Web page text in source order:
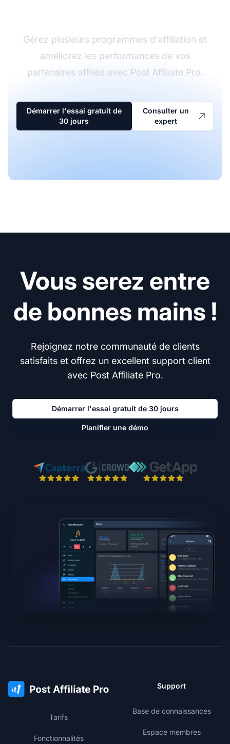
Gérez plusieurs programmes d'affiliation et
améliorez les performances de vos
partenaires affiliés avec Post Affiliate Pro.
Démarrer l'essai gratuit de
30 jours
Consulter un
expert
Vous serez entre
de bonnes mains !
Rejoignez notre communauté de clients
satisfaits et offrez un excellent support client
avec Post Affiliate Pro.
Démarrer l'essai gratuit de 30 jours
Planifier une démo
Tarifs
Fonctionnalités
Support
Base de connaissances
Espace membres